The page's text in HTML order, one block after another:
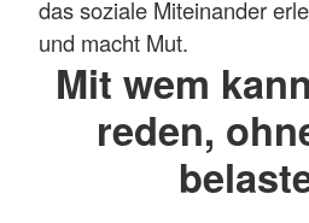
das soziale Miteinander
und macht Mut.
Mit wem
reden,